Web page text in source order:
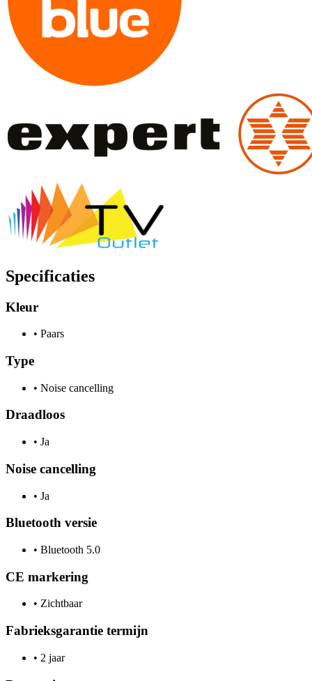
Specificaties
Kleur
• Paars
Type
• Noise cancelling
Draadloos
• Ja
Noise cancelling
• Ja
Bluetooth versie
• Bluetooth 5.0
CE markering
• Zichtbaar
Fabrieksgarantie termijn
• 2 jaar